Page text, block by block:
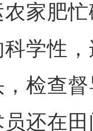
家肥
学性，
检查
还在